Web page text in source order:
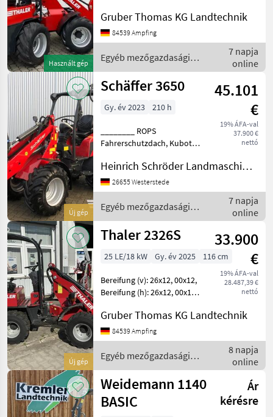
Használt gép
AS, Zustand-Bereifung (h):
20 %, Tachostand: 6200,
Motortyp: Yanmar, Erstzul
Gruber Thomas KG Landtechnik
84539 Ampfing
Egyéb mezőgazdasági
erőgépek / Thaler
7 napja
online
Új gép
Schäffer 3650
45.101
€
19% ÁFA-val
37.900 €
nettó
Gy. év 2023 210 h
________ ROPS
Fahrerschutzdach, Kubota
kW = 38 PS, Heckgewicht
Endplatte, Schnellgang 20
km/h, hydraulische
Werkzeugverriegelung,
Heinrich Schröder Landmaschinen KG Westerstede
26655 Westerstede
Egyéb mezőgazdasági
erőgépek / Schäffer
7 napja
online
Új gép
Thaler 2326S
33.900
€
19% ÁFA-val
28.487,39 €
nettó
25 LE/18 kW Gy. év 2025 116 cm
Bereifung (v): 26x12, 00x12,
Bereifung (h): 26x12, 00x12,
Leergewicht: 1610 kg,
Gesamtgewicht: 1610 kg
________ Technische
Daten: Motor
Gruber Thomas KG Landtechnik
84539 Ampfing
Egyéb mezőgazdasági
erőgépek / Thaler
8 napja
online
Weidemann 1140
BASIC
Ár
kérésre